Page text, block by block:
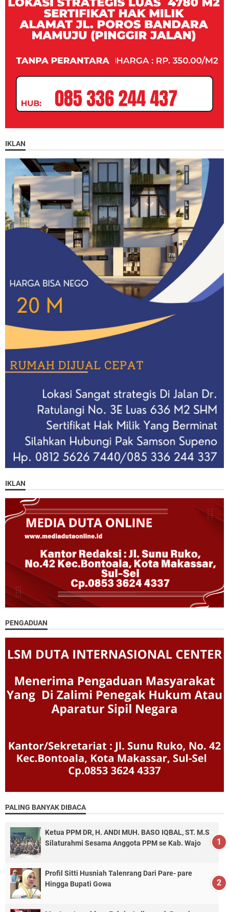
IKLAN
IKLAN
PENGADUAN
PALING BANYAK DIBACA
Ketua PPM DR, H. ANDI MUH. BASO IQBAL, ST. M.S
Silaturahmi Sesama Anggota PPM se Kab. Wajo
Profil Sitti Husniah Talenrang Dari Pare- pare
Hingga Bupati Gowa